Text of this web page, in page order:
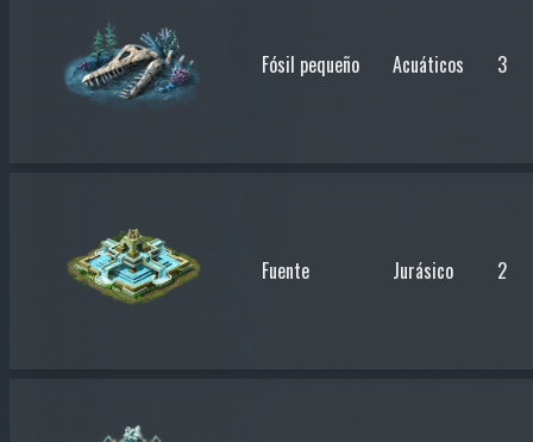
Fósil pequeño Acuáticos 3
Fuente Jurásico 2